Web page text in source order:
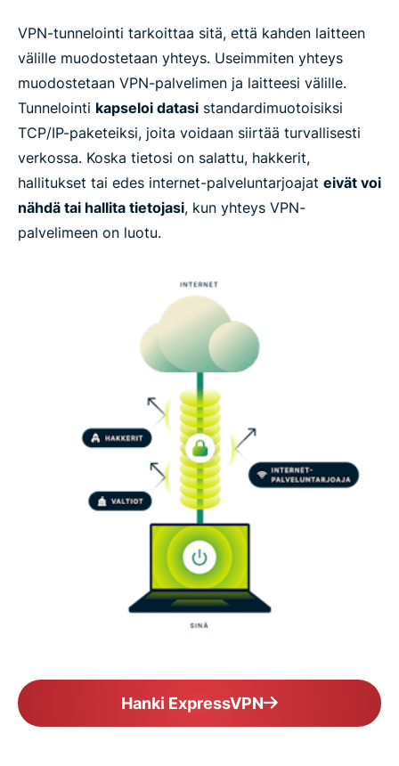
Mitä eroa on VPN-sovelluksella, VPN-lisäosalla ja
VPN-selaimella?
Miten hankin VPN:n?
Lue lisää VPN:n käyttämisestä
VPN-tunnelointi tarkoittaa sitä, että kahden laitteen
välille muodostetaan yhteys. Useimmiten yhteys
muodostetaan VPN-palvelimen ja laitteesi välille.
Tunnelointi kapseloi datasi standardimuotoisiksi
TCP/IP-paketeiksi, joita voidaan siirtää turvallisesti
verkossa. Koska tietosi on salattu, hakkerit,
hallitukset tai edes internet-palveluntarjoajat eivät voi
nähdä tai hallita tietojasi, kun yhteys VPN-
palvelimeen on luotu.
Hanki ExpressVPN